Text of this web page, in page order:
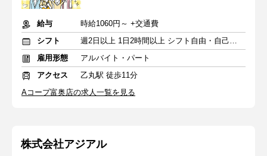
給与
時給1060円～ +交通費
シフト
週2日以上 1日2時間以上 シフト自由・自己申告
雇用形態
アルバイト・パート
アクセス
乙丸駅 徒歩11分
Aコープ富奥店の求人一覧を見る
株式会社アジアル